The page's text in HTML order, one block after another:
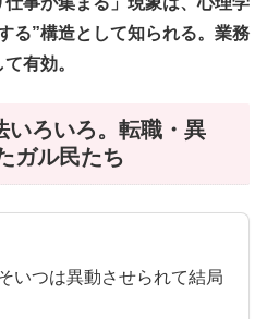
る”構造として知られる。業務
有効。
いろいろ。転職・異
ガル民たち
いつは異動させられて結局